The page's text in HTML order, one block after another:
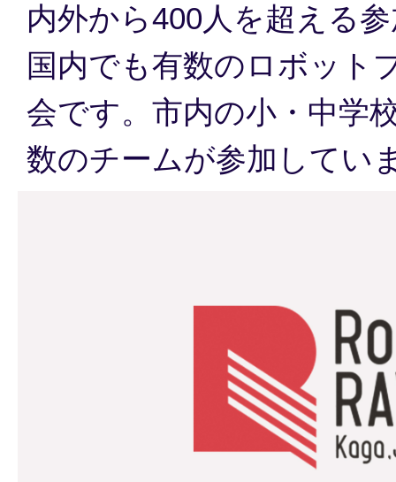
内外から400人を超える
国内でも有数のロボット
会です。市内の小・中学
数のチームが参加してい